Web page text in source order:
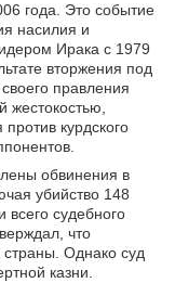
года. Это событие
насилия и
Ирака с 1979
вторжения под
правления
жестокостью,
курдского
обвинения в
убийство 148
судебного
что
страны. Однако суд
казни.